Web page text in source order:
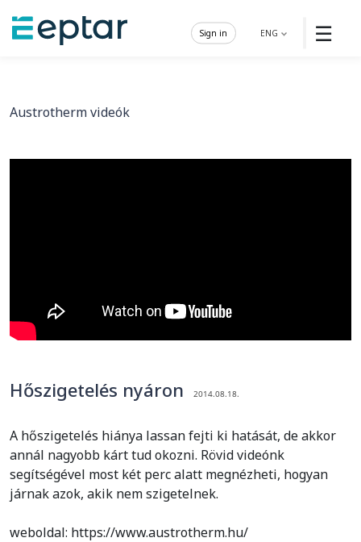
☰
ENG
Sign in
Austrotherm videók
Hőszigetelés nyáron 2014.08.18.
A hőszigetelés hiánya lassan fejti ki hatását, de akkor
annál nagyobb kárt tud okozni. Rövid videónk
segítségével most két perc alatt megnézheti, hogyan
járnak azok, akik nem szigetelnek.
weboldal: https://www.austrotherm.hu/